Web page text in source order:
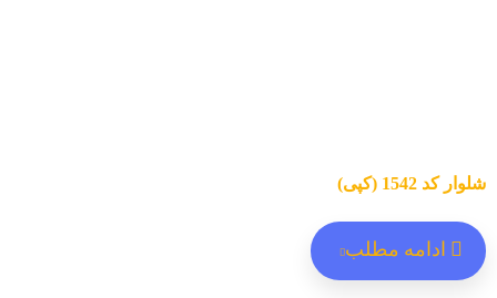
شلوار کد 1542 (کپی)
ادامه مطلب